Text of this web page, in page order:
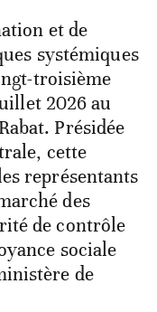
et de
systémiques
troisième
2026 au
Présidée
cette
représentants
des
de contrôle
sociale
de